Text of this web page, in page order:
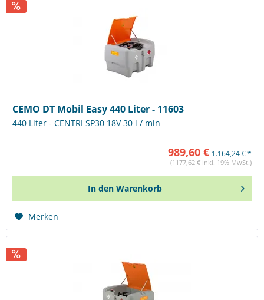
CEMO DT Mobil Easy 440 Liter - 11603
440 Liter - CENTRI SP30 18V 30 l / min
989,60 € 1.164,24 € *
(1177,62 € inkl. 19% MwSt.)
In den Warenkorb
Merken